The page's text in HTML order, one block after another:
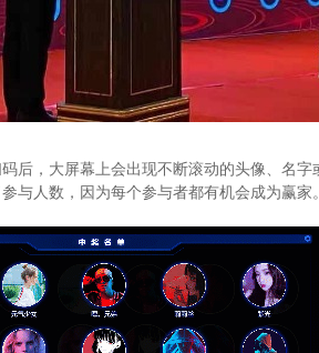
后，大屏幕上会出现不断滚动的头像、名
与人数，因为每个参与者都有机会成为赢